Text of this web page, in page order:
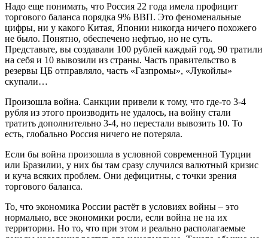
Надо еще понимать, что Россия 22 года имела профицит
торгового баланса порядка 9% ВВП. Это феноменальные
цифры, ни у какого Китая, Японии никогда ничего похожего
не было. Понятно, обеспечено нефтью, но не суть.
Представьте, вы создавали 100 рублей каждый год, 90 тратили
на себя и 10 вывозили из страны. Часть правительство в
резервы ЦБ отправляло, часть «Газпромы», «Лукойлы»
скупали…
Произошла война. Санкции привели к тому, что где-то 3-4
рубля из этого производить не удалось, на войну стали
тратить дополнительно 3-4, но перестали вывозить 10. То
есть, глобально Россия ничего не потеряла.
Если бы война произошла в условной современной Турции
или Бразилии, у них бы там сразу случился валютный кризис
и куча всяких проблем. Они дефицитны, с точки зрения
торгового баланса.
То, что экономика России растёт в условиях войны – это
нормально, все экономики росли, если война не на их
территории. Но то, что при этом и реально располагаемые